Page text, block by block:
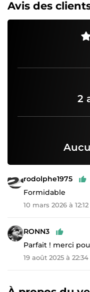
Avis des
2
rodolphe1975
Formidable
10 mars 2026 à 12:12
RONN3
Parfait ! merci
19 août 2025 à 22:34